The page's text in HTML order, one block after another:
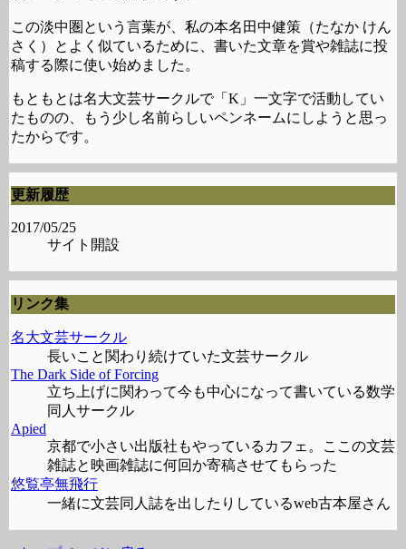
この淡中圏という言葉が、私の本名田中健策（たなか けん
さく）とよく似ているために、書いた文章を賞や雑誌に投
稿する際に使い始めました。
もともとは名大文芸サークルで「K」一文字で活動してい
たものの、もう少し名前らしいペンネームにしようと思っ
たからです。
更新履歴
2017/05/25
サイト開設
リンク集
名大文芸サークル
長いこと関わり続けていた文芸サークル
The Dark Side of Forcing
立ち上げに関わって今も中心になって書いている数学
同人サークル
Apied
京都で小さい出版社もやっているカフェ。ここの文芸
雑誌と映画雑誌に何回か寄稿させてもらった
悠覧亭無飛行
一緒に文芸同人誌を出したりしているweb古本屋さん